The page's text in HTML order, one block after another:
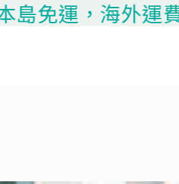
運，海外運費